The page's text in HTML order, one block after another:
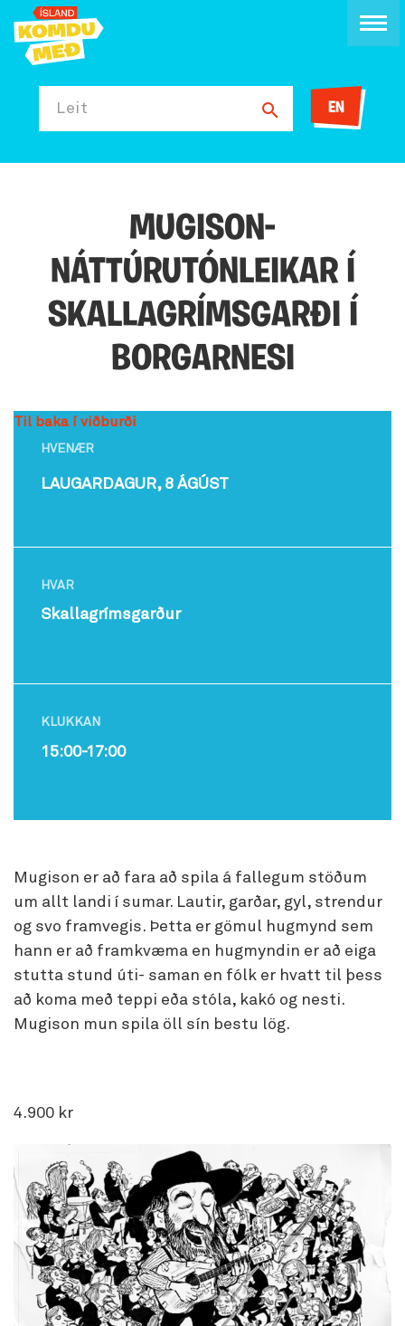
Leit EN
MUGISON-
NÁTTÚRUTÓNLEIKAR Í
SKALLAGRÍMSGARÐI Í
BORGARNESI
Til baka í viðburði
HVENÆR
LAUGARDAGUR, 8 ÁGÚST
HVAR
Skallagrímsgarður
KLUKKAN
15:00-17:00
Mugison er að fara að spila á fallegum stöðum
um allt landi í sumar. Lautir, garðar, gyl, strendur
og svo framvegis. Þetta er gömul hugmynd sem
hann er að framkvæma en hugmyndin er að eiga
stutta stund úti- saman en fólk er hvatt til þess
að koma með teppi eða stóla, kakó og nesti.
Mugison mun spila öll sín bestu lög.
4.900 kr